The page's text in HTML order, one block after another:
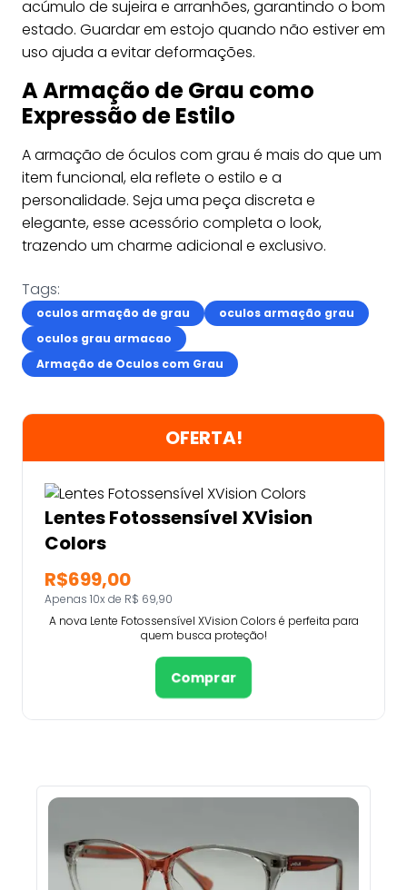
acúmulo de sujeira e arranhões, garantindo o bom
estado. Guardar em estojo quando não estiver em
uso ajuda a evitar deformações.
A Armação de Grau como
Expressão de Estilo
A armação de óculos com grau é mais do que um
item funcional, ela reflete o estilo e a
personalidade. Seja uma peça discreta e
elegante, esse acessório completa o look,
trazendo um charme adicional e exclusivo.
Tags:
oculos armação de grau
oculos armação grau
oculos grau armacao
Armação de Oculos com Grau
OFERTA!
Lentes Fotossensível XVision
Colors
R$699,00
Apenas 10x de R$ 69,90
A nova Lente Fotossensível XVision Colors é perfeita para
quem busca proteção!
Comprar